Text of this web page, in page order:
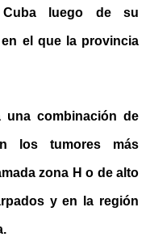
Cuba luego de su
el que la provincia
una combinación de
los tumores más
zona H o de alto
y en la región